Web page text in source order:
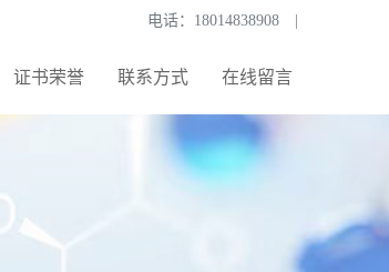
电话： 18014838908
证书荣誉 联系方式 在线留言